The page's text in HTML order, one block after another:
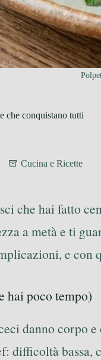
che conquistano tutti
Cucina e Ricette
che hai fatto
a metà e ti
e con
hai poco tempo)
danno corpo
difficoltà bassa,